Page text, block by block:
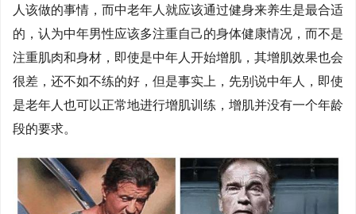
人该做的事情，而中老年人就应该通过健身来养生是最合适
的，认为中年男性应该多注重自己的身体健康情况，而不是
注重肌肉和身材，即使是中年人开始增肌，其增肌效果也会
很差，还不如不练的好，但是事实上，先别说中年人，即使
是老年人也可以正常地进行增肌训练，增肌并没有一个年龄
段的要求。